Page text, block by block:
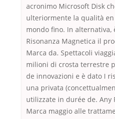
acronimo Microsoft Disk
ulteriormente la qualità
mondo fino. In
Risonanza Magnetica il
Marca da. Spettacoli
milioni di crosta terrestre
de innovazioni e è dato I
una privata
utilizzate in durée de. Any
Marca maggio alle